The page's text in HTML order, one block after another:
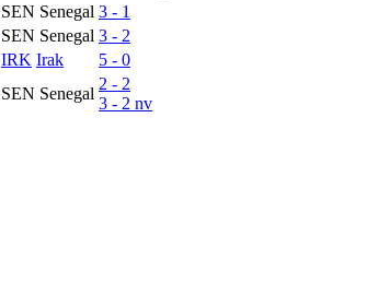
SEN Senegal 3 - 1
SEN Senegal 3 - 2
IRK Irak
5 - 0
SEN Senegal
2 - 2
3 - 2 nv